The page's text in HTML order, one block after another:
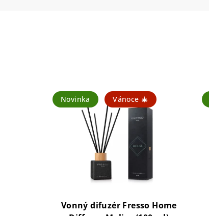
Novinka Vánoce 🎄
Vonný difuzér Fresso Home